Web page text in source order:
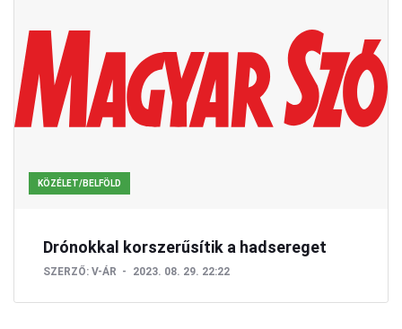
KÖZÉLET/BELFÖLD
Drónokkal korszerűsítik a hadsereget
SZERZŐ: V-ÁR 2023. 08. 29. 22:22